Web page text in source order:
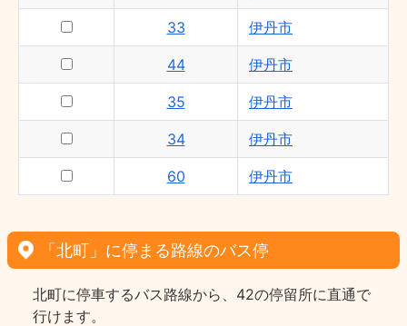
33 伊丹市
44 伊丹市
35 伊丹市
34 伊丹市
60 伊丹市
「北町」に停まる路線のバス停
北町に停車するバス路線から、42の停留所に直通で
行けます。